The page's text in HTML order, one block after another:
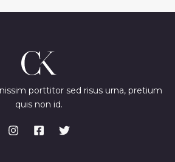
porttitor sed risus urna, pretium
quis non id.